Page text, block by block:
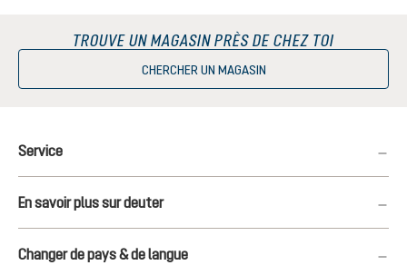
TROUVE UN MAGASIN PRÈS DE CHEZ TOI
CHERCHER UN MAGASIN
Service
En savoir plus sur deuter
Changer de pays & de langue